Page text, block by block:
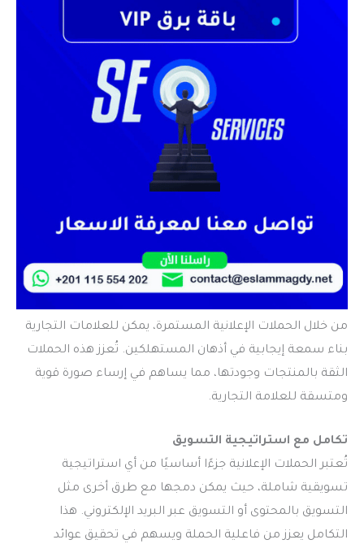
من خلال الحملات الإعلانية المستمرة، يمكن للعلامات التجارية
بناء سمعة إيجابية في أذهان المستهلكين. تُعزز هذه الحملات
الثقة بالمنتجات وجودتها، مما يساهم في إرساء صورة قوية
ومتسقة للعلامة التجارية.
تكامل مع استراتيجية التسويق
تُعتبر الحملات الإعلانية جزءًا أساسيًا من أي استراتيجية
تسويقية شاملة، حيث يمكن دمجها مع طرق أخرى مثل
التسويق بالمحتوى أو التسويق عبر البريد الإلكتروني. هذا
التكامل يعزز من فاعلية الحملة ويسهم في تحقيق عوائد